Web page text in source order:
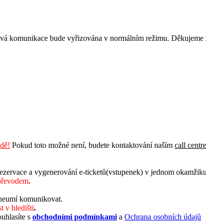
komunikace bude vyřizována v normálním režimu.
Pokud toto možné není, budete kontaktování naším call
a vygenerování e-ticketů(vstupenek) v jednom
.
komunikovat.
v hledišti.
s obchodními podmínkamia Ochrana osobních údajů